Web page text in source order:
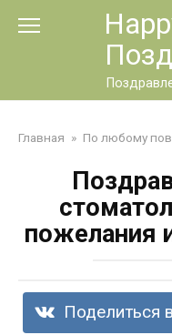
Главная » По любому
пожелания
Поделиться